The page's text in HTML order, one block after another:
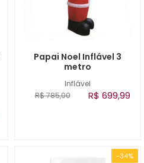
Inflável
Papai Noel Inflável 3
metro
R$ 785,00 R$ 699,99
-34%